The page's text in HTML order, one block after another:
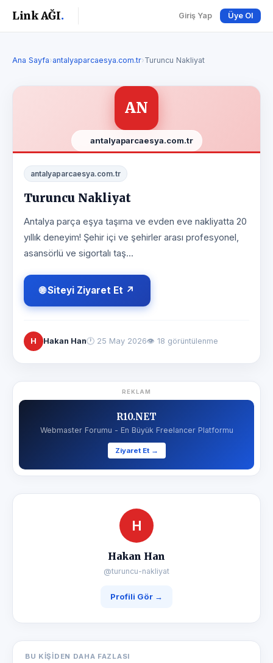
Link AĞI. Giriş Yap Üye Ol
Ana Sayfa›antalyaparcaesya.com.tr›Turuncu Nakliyat
AN
antalyaparcaesya.com.tr
antalyaparcaesya.com.tr
Turuncu Nakliyat
Antalya parça eşya taşıma ve evden eve nakliyatta 20
yıllık deneyim! Şehir içi ve şehirler arası profesyonel,
asansörlü ve sigortalı taş...
🌐 Siteyi Ziyaret Et ↗
H Hakan Han🕐 25 May 2026👁 18 görüntülenme
REKLAM
R10.NET
Webmaster Forumu - En Büyük Freelancer Platformu
Ziyaret Et →
H
Hakan Han
@turuncu-nakliyat
Profili Gör →
BU KIŞIDEN DAHA FAZLASI